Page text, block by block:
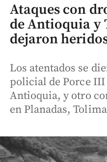
Ataques con
de Antioquia y
dejaron
Los atentados se
policial de Porce III
Antioquia, y otro
en Planadas,